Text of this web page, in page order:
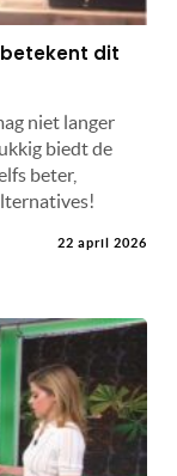
betekent dit
niet langer
biedt de
beter,
22 april 2026